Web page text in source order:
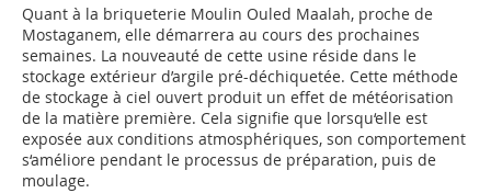
Quant à la briqueterie Moulin Ouled Maalah, proche de
Mostaganem, elle démarrera au cours des prochaines
semaines. La nouveauté de cette usine réside dans le
stockage extérieur d’argile pré-déchiquetée. Cette méthode
de stockage à ciel ouvert produit un effet de météorisation
de la matière première. Cela signifie que lorsqu‘elle est
exposée aux conditions atmosphériques, son comportement
s‘améliore pendant le processus de préparation, puis de
moulage.